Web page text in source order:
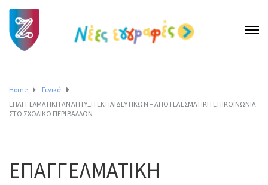
Home
Γενικά
ΕΠΑΓΓΕΛΜΑΤΙΚΗ ΑΝΑΠΤΥΞΗ ΕΚΠΑΙΔΕΥΤΙΚΩΝ – ΑΠΟΤΕΛΕΣΜΑΤΙΚΗ ΕΠΙΚΟΙΝΩΝΙΑ
ΣΤΟ ΣΧΟΛΙΚΟ ΠΕΡΙΒΑΛΛΟΝ
ΕΠΑΓΓΕΛΜΑΤΙΚΗ